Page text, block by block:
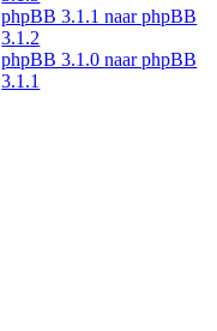
phpBB 3.1.1 naar phpBB
3.1.2
phpBB 3.1.0 naar phpBB
3.1.1